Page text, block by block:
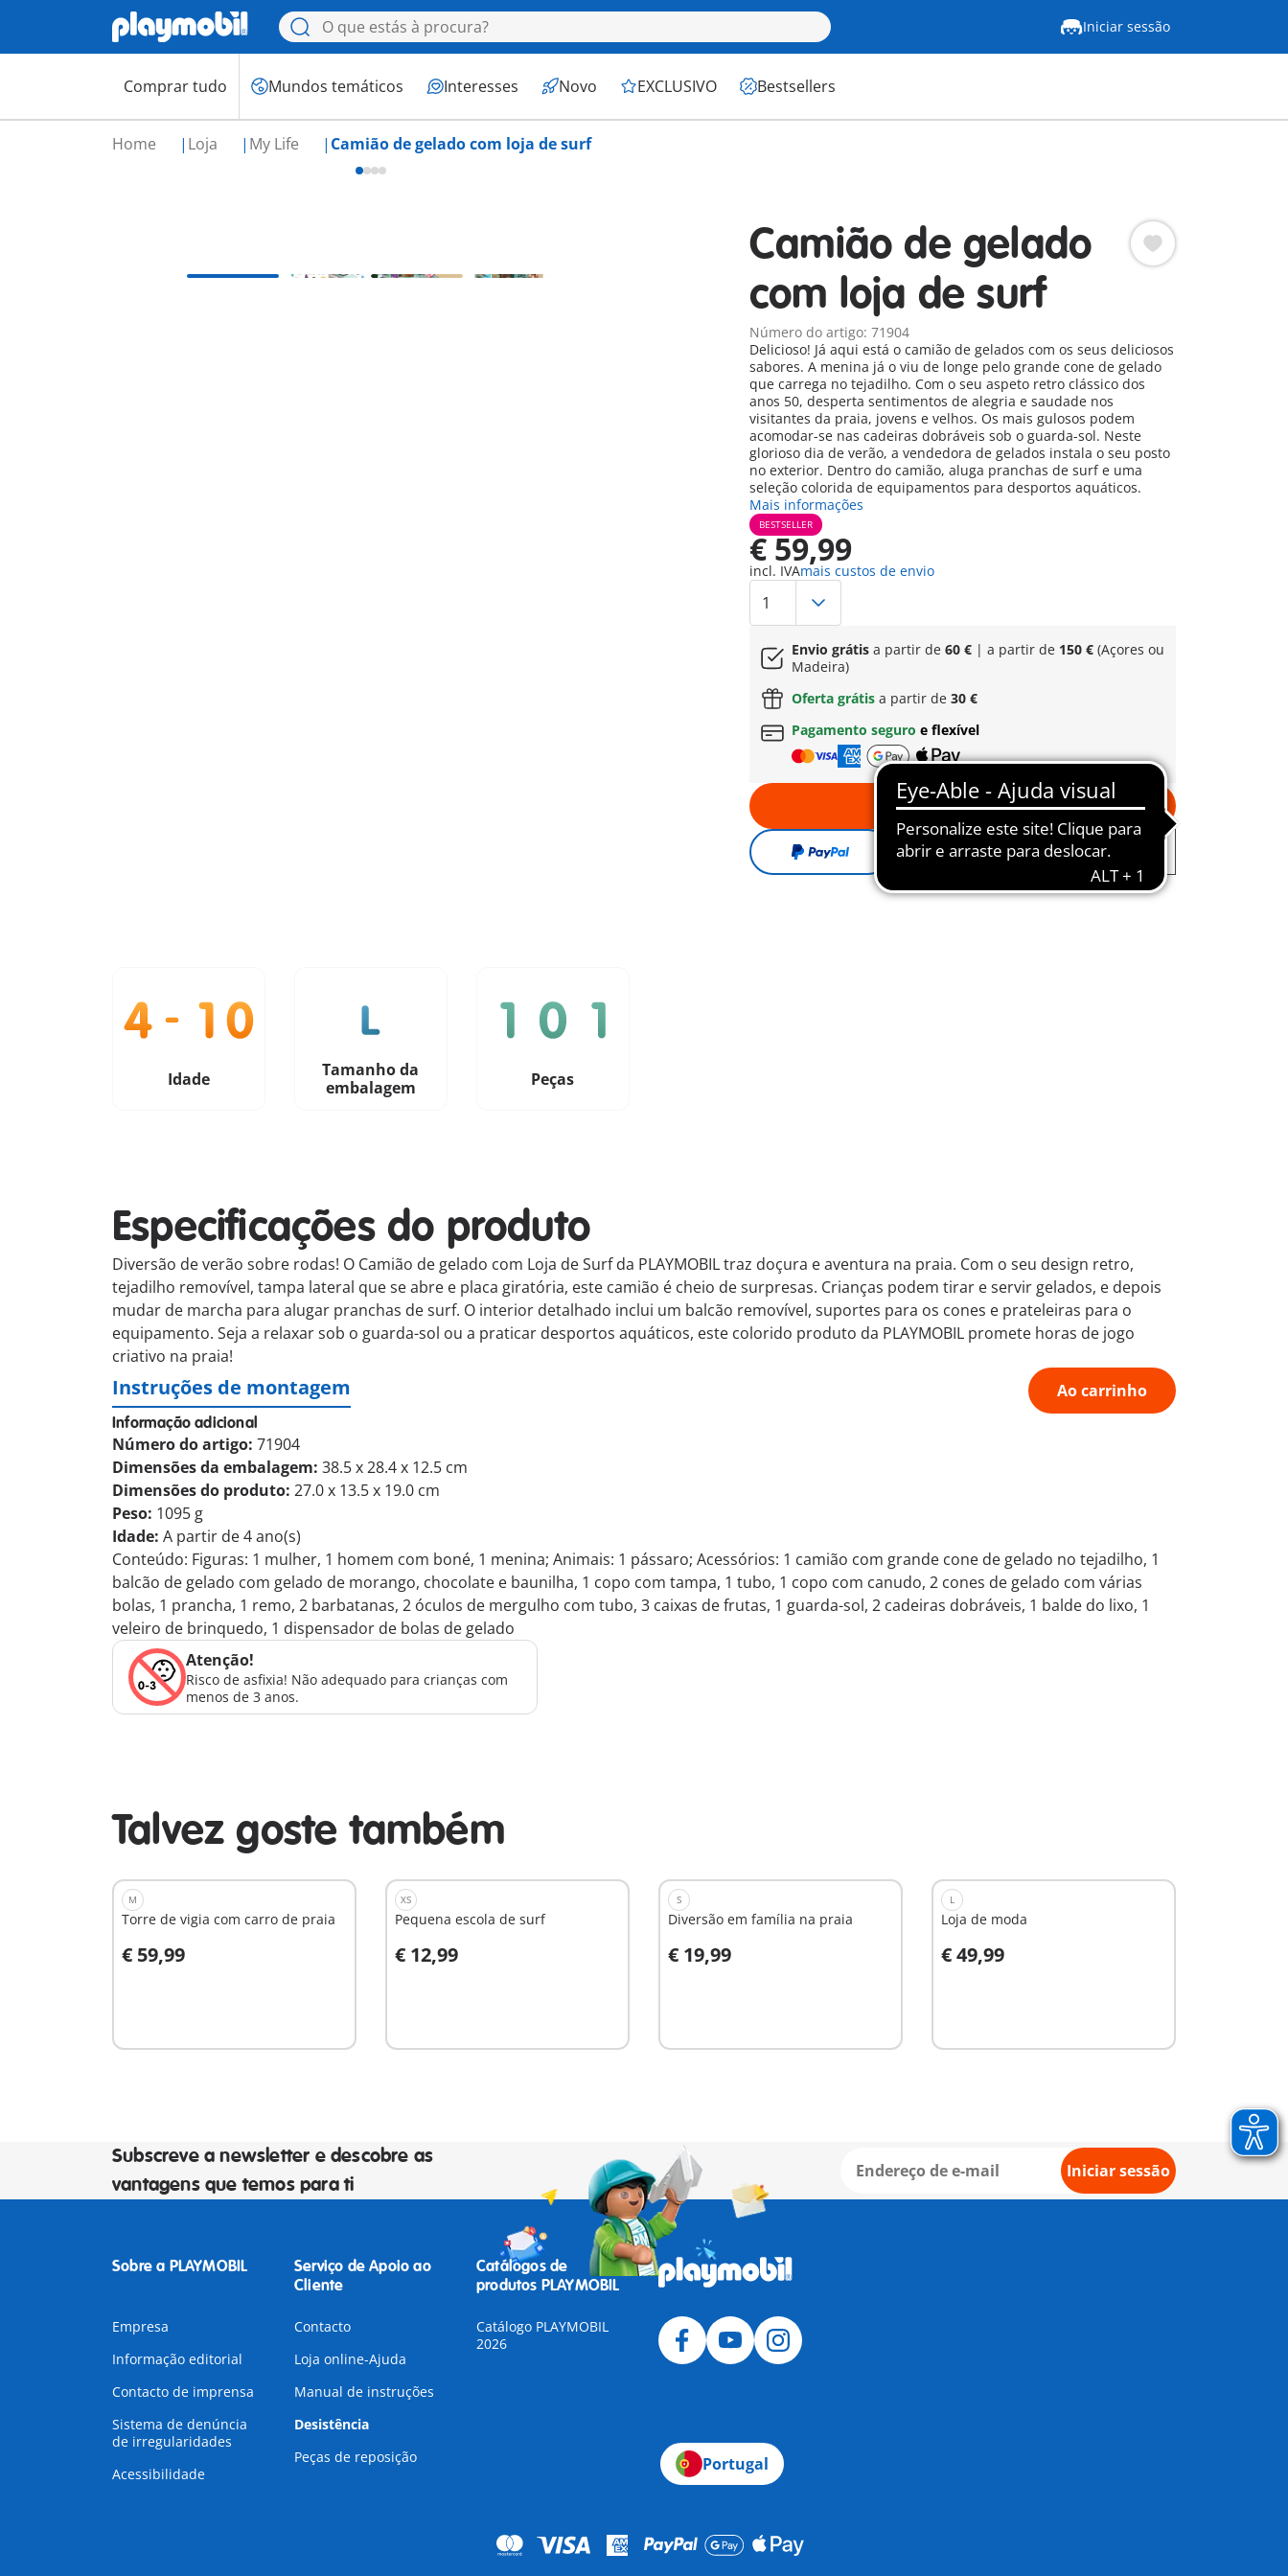
Iniciar sessão
Comprar tudo Mundos temáticos Interesses Novo EXCLUSIVO Bestsellers
Home Loja My Life Camião de gelado com loja de surf
Camião de gelado
com loja de surf
Número do artigo: 71904
Delicioso! Já aqui está o camião de gelados com os seus deliciosos
sabores. A menina já o viu de longe pelo grande cone de gelado
que carrega no tejadilho. Com o seu aspeto retro clássico dos
anos 50, desperta sentimentos de alegria e saudade nos
visitantes da praia, jovens e velhos. Os mais gulosos podem
acomodar-se nas cadeiras dobráveis sob o guarda-sol. Neste
glorioso dia de verão, a vendedora de gelados instala o seu posto
no exterior. Dentro do camião, aluga pranchas de surf e uma
seleção colorida de equipamentos para desportos aquáticos.
Mais informações
BESTSELLER
€ 59,99
incl. IVAmais custos de envio
Envio grátisa partir de 60 €| a partir de 150 €(Açores ou
Madeira)
Oferta grátisa partir de 30 €
Pagamento seguro e flexível
Ao carrinho
Idade
Tamanho da
embalagem
Peças
Especificações do produto
Diversão de verão sobre rodas! O Camião de gelado com Loja de Surf da PLAYMOBIL traz doçura e aventura na praia. Com o seu design retro,
tejadilho removível, tampa lateral que se abre e placa giratória, este camião é cheio de surpresas. Crianças podem tirar e servir gelados, e depois
mudar de marcha para alugar pranchas de surf. O interior detalhado inclui um balcão removível, suportes para os cones e prateleiras para o
equipamento. Seja a relaxar sob o guarda-sol ou a praticar desportos aquáticos, este colorido produto da PLAYMOBIL promete horas de jogo
criativo na praia!
Ao carrinho
Instruções de montagem
Informação adicional
Número do artigo: 71904
Dimensões da embalagem: 38.5 x 28.4 x 12.5 cm
Dimensões do produto: 27.0 x 13.5 x 19.0 cm
Peso: 1095 g
Idade: A partir de 4 ano(s)
Conteúdo: Figuras: 1 mulher, 1 homem com boné, 1 menina; Animais: 1 pássaro; Acessórios: 1 camião com grande cone de gelado no tejadilho, 1
balcão de gelado com gelado de morango, chocolate e baunilha, 1 copo com tampa, 1 tubo, 1 copo com canudo, 2 cones de gelado com várias
bolas, 1 prancha, 1 remo, 2 barbatanas, 2 óculos de mergulho com tubo, 3 caixas de frutas, 1 guarda-sol, 2 cadeiras dobráveis, 1 balde do lixo, 1
veleiro de brinquedo, 1 dispensador de bolas de gelado
Atenção!
Risco de asfixia! Não adequado para crianças com
menos de 3 anos.
Talvez goste também
M
Torre de vigia com carro de praia
€ 59,99
Ao carrinho
XS
Pequena escola de surf
€ 12,99
Ao carrinho
S
Diversão em família na praia
€ 19,99
Ao carrinho
L
Loja de moda
€ 49,99
Ao carrinho
Subscreve a newsletter e descobre as
vantagens que temos para ti
Iniciar sessão
Sobre a PLAYMOBIL
Empresa
Informação editorial
Contacto de imprensa
Sistema de denúncia
de irregularidades
Acessibilidade
Serviço de Apoio ao
Cliente
Contacto
Loja online-Ajuda
Manual de instruções
Desistência
Peças de reposição
Catálogos de
produtos PLAYMOBIL
Catálogo PLAYMOBIL
2026
Portugal